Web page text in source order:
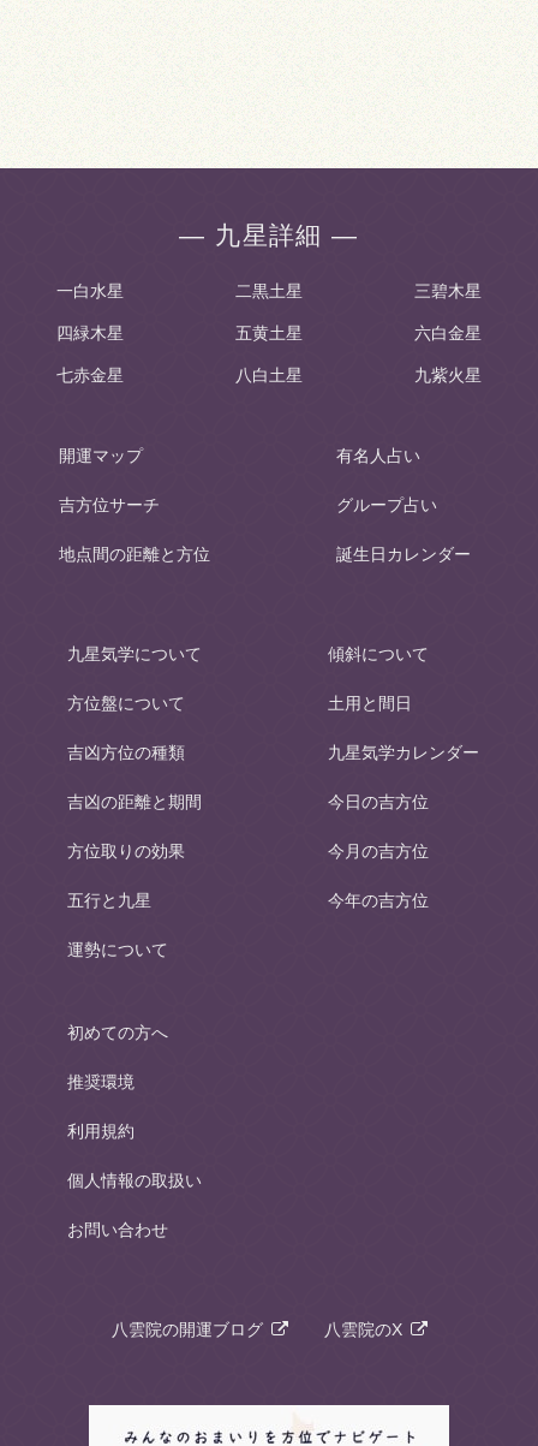
― 九星詳細 ―
一白水星 二黒土星 三碧木星
四緑木星 五黄土星 六白金星
七赤金星 八白土星 九紫火星
開運マップ
吉方位サーチ
地点間の距離と方位
有名人占い
グループ占い
誕生日カレンダー
九星気学について
方位盤について
吉凶方位の種類
吉凶の距離と期間
方位取りの効果
五行と九星
運勢について
傾斜について
土用と間日
九星気学カレンダー
今日の吉方位
今月の吉方位
今年の吉方位
初めての方へ
推奨環境
利用規約
個人情報の取扱い
お問い合わせ
八雲院の開運ブログ 八雲院のX